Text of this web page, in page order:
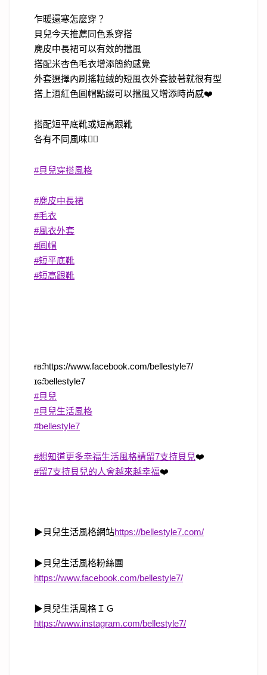
乍暖還寒怎麼穿？
貝兒今天推薦同色系穿搭
麂皮中長裙可以有效的擋風
搭配米杏色毛衣增添簡約感覺
外套選擇內刷搖粒絨的短風衣外套披著就很有型
搭上酒紅色圓帽點綴可以擋風又增添時尚感❤️
搭配短平底靴或短高跟靴
各有不同風味👍🏻
#貝兒穿搭風格
#麂皮中長裙
#毛衣
#風衣外套
#圓帽
#短平底靴
#短高跟靴
ғʙ:̆̈https://www.facebook.com/bellestyle7/
ɪɢ:̆̈bellestyle7
#貝兒
#貝兒生活風格
#bellestyle7
#想知道更多幸福生活風格請留7支持貝兒❤️
#留7支持貝兒的人會越來越幸福❤️
▶貝兒生活風格網站https://bellestyle7.com/
▶貝兒生活風格粉絲團
https://www.facebook.com/bellestyle7/
▶貝兒生活風格ＩＧ
https://www.instagram.com/bellestyle7/